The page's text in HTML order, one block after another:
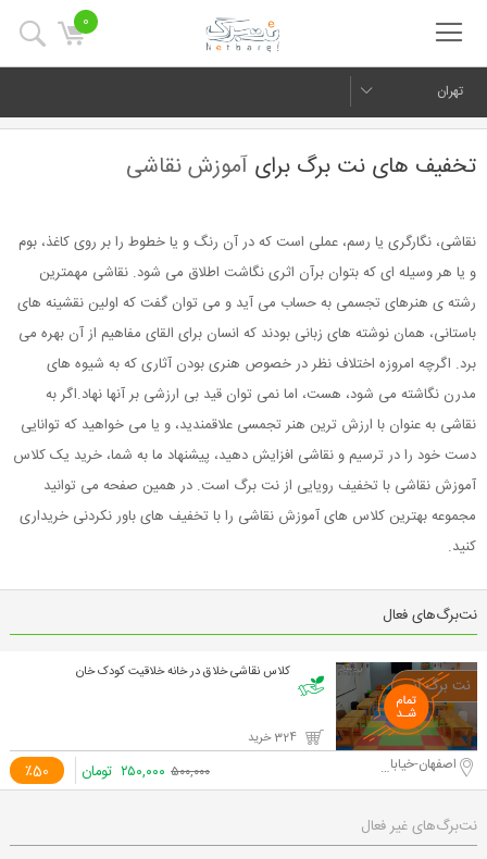
0
تهران
تخفیف های نت برگ برای آموزش نقاشی
نقاشی، نگارگری یا رسم، عملی است که در آن رنگ و یا خطوط را بر روی کاغذ، بوم
و یا هر وسیله ای که بتوان برآن اثری نگاشت اطلاق می شود. نقاشی مهمترین
رشته ی هنرهای تجسمی به حساب می آید و می توان گفت که اولین نقشینه های
باستانی، همان نوشته های زبانی بودند که انسان برای القای مفاهیم از آن بهره می
برد. اگرچه امروزه اختلاف نظر در خصوص هنری بودن آثاری که به شیوه های
مدرن نگاشته می شود، هست، اما نمی توان قید بی ارزشی بر آنها نهاد.اگر به
نقاشی به عنوان با ارزش ترین هنر تجمسی علاقمندید، و یا می خواهید که توانایی
دست خود را در ترسیم و نقاشی افزایش دهید، پیشنهاد ما به شما، خرید یک کلاس
آموزش نقاشی با تخفیف رویایی از نت برگ است. در همین صفحه می توانید
مجموعه بهترین کلاس های آموزش نقاشی را با تخفیف های باور نکردنی خریداری
کنید.
نت‌برگ‌های فعال
کلاس نقاشی خلاق در خانه خلاقیت کودک خان
٪50 اصفهان-خیابان سجاد ۵۰۰,۰۰۰ ۲۵۰,۰۰۰ تومان
نت‌برگ‌های غیر فعال